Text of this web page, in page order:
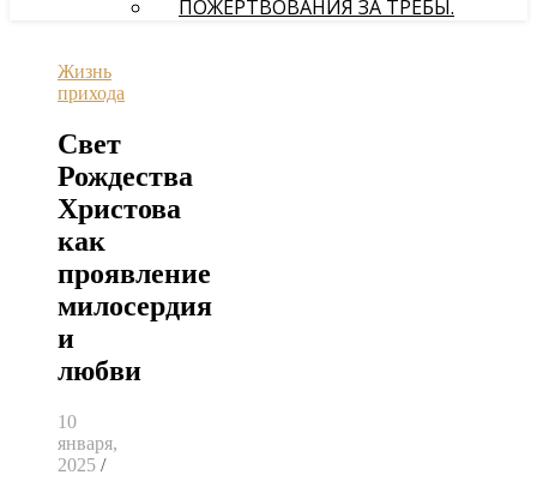
ПОЖЕРТВОВАНИЯ ЗА ТРЕБЫ.
Жизнь
прихода
Свет
Рождества
Христова
как
проявление
милосердия
и
любви
10
января,
2025 /